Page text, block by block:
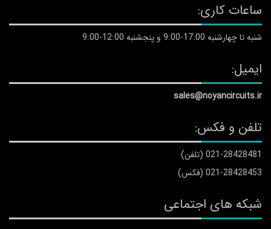
ساعات کاری:
شنبه تا چهارشنبه 17:00-9:00 و پنجشنبه 12:00-9:00
ایمیل:
sales@noyancircuits.ir
تلفن و فکس:
021-28428481 (تلفن)
021-28428453 (فکس)
شبکه های اجتماعی